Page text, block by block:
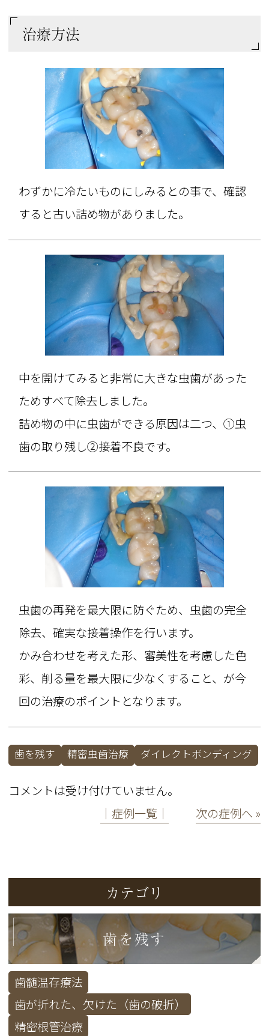
治療方法
わずかに冷たいものにしみるとの事で、確認
すると古い詰め物がありました。
中を開けてみると非常に大きな虫歯があった
ためすべて除去しました。
詰め物の中に虫歯ができる原因は二つ、①虫
歯の取り残し②接着不良です。
虫歯の再発を最大限に防ぐため、虫歯の完全
除去、確実な接着操作を行います。
かみ合わせを考えた形、審美性を考慮した色
彩、削る量を最大限に少なくすること、が今
回の治療のポイントとなります。
歯を残す 精密虫歯治療 ダイレクトボンディング
コメントは受け付けていません。
│症例一覧│
次の症例へ »
カテゴリ
歯を残す
歯髄温存療法
歯が折れた、欠けた（歯の破折）
精密根管治療